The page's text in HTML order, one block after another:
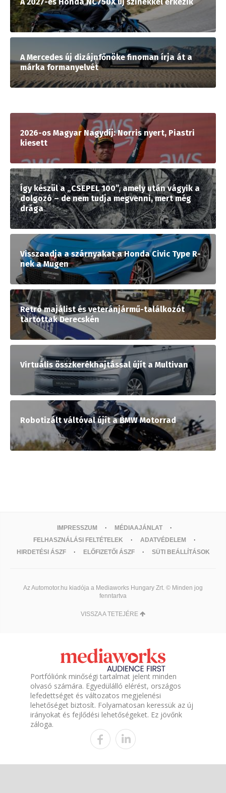
A 2027-es Honda NC750X új színekkel érkezik
A Mercedes új dizájnfőnöke finoman írja át a
márka formanyelvét
2026-os Magyar Nagydíj: Norris nyert, Piastri
kiesett
Így készül a „CSEPEL 100”, amely után vágyik a
dolgozó – de nem tudja megvenni, mert még
drága
Visszaadja a szárnyakat a Honda Civic Type R-
nek a Mugen
Retró majálist és veteránjármű-találkozót
tartottak Derecskén
Virtuális összkerékhajtással újít a Multivan
Robotizált váltóval újít a BMW Motorrad
IMPRESSZUM
MÉDIAAJÁNLAT
FELHASZNÁLÁSI FELTÉTELEK
ADATVÉDELEM
HIRDETÉSI ÁSZF
ELŐFIZETŐI ÁSZF SÜTI BEÁLLÍTÁSOK
Az Automotor.hu kiadója a Mediaworks Hungary Zrt. © Minden jog
fenntartva
VISSZA A TETEJÉRE
Portfóliónk minőségi tartalmat jelent minden
olvasó számára. Egyedülálló elérést, országos
lefedettséget és változatos megjelenési
lehetőséget biztosít. Folyamatosan keressük az új
irányokat és fejlődési lehetőségeket. Ez jövőnk
záloga.